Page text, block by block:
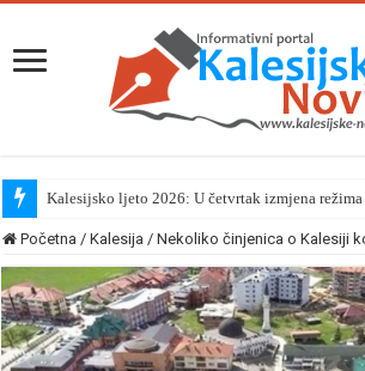
Kalesijsko ljeto 2026: U četvrtak izmjena režima
Početna / Kalesija / Nekoliko činjenica o Kalesiji